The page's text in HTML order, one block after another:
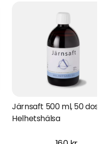
Järnsaft 500 ml, 50
Helhetshälsa